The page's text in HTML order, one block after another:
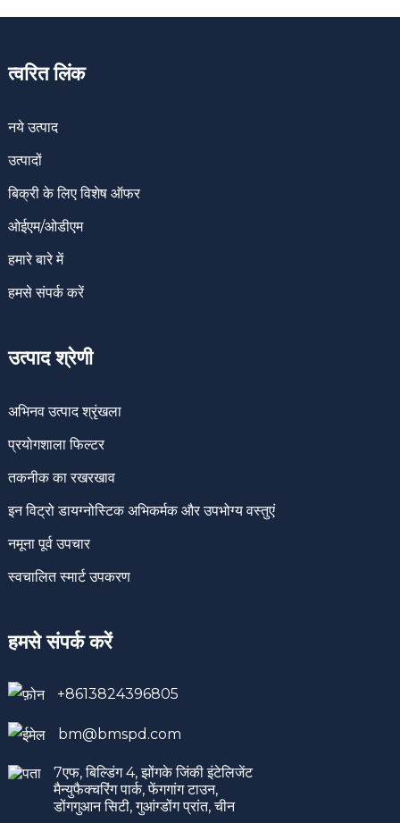
त्वरित लिंक
नये उत्पाद
उत्पादों
बिक्री के लिए विशेष ऑफर
ओईएम/ओडीएम
हमारे बारे में
हमसे संपर्क करें
उत्पाद श्रेणी
अभिनव उत्पाद श्रृंखला
प्रयोगशाला फिल्टर
तकनीक का रखरखाव
इन विट्रो डायग्नोस्टिक अभिकर्मक और उपभोग्य वस्तुएं
नमूना पूर्व उपचार
स्वचालित स्मार्ट उपकरण
हमसे संपर्क करें
+8613824396805
bm@bmspd.com
7एफ, बिल्डिंग 4, झोंगके जिंकी इंटेलिजेंट
मैन्युफैक्चरिंग पार्क, फेंगगांग टाउन,
डोंगगुआन सिटी, गुआंग्डोंग प्रांत, चीन